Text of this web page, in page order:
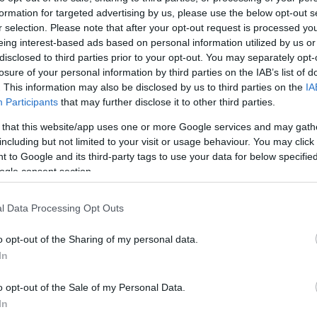
for targeted advertising by us, please use the below opt-out
selection. Please note that after your opt-out request is processed
interest-based ads based on personal information utilized by us
to third parties prior to your opt-out. You may separately
of your personal information by third parties on the IAB’s list of
This information may also be disclosed by us to third parties on the
Participants that may further disclose it to other third parties.
that this website/app uses one or more Google services and may
but not limited to your visit or usage behaviour. You may
to Google and its third-party tags to use your data for below
consent section.
Data Processing Opt Outs
opt-out of the Sharing of my personal data.
opt-out of the Sale of my Personal Data.
Jelszó Emlékezzen rám
Regisztráció
szaknévsora
KERTÉSZ ÉS KERTÉSZET REGISZTRÁCIÓ NÖVÉNYKATALÓGUS
143
7
16
6
7
3
4
3
143
7
16
6
7
3
4 3